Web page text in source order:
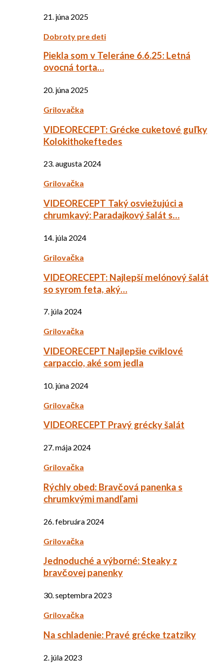
21. júna 2025
Dobroty pre deti
Piekla som v Teleráne 6.6.25: Letná
ovocná torta…
20. júna 2025
Grilovačka
VIDEORECEPT: Grécke cuketové guľky
Kolokithokeftedes
23. augusta 2024
Grilovačka
VIDEORECEPT Taký osviežujúci a
chrumkavý: Paradajkový šalát s…
14. júla 2024
Grilovačka
VIDEORECEPT: Najlepší melónový šalát
so syrom feta, aký…
7. júla 2024
Grilovačka
VIDEORECEPT Najlepšie cviklové
carpaccio, aké som jedla
10. júna 2024
Grilovačka
VIDEORECEPT Pravý grécky šalát
27. mája 2024
Grilovačka
Rýchly obed: Bravčová panenka s
chrumkvými mandľami
26. februára 2024
Grilovačka
Jednoduché a výborné: Steaky z
bravčovej panenky
30. septembra 2023
Grilovačka
Na schladenie: Pravé grécke tzatziky
2. júla 2023